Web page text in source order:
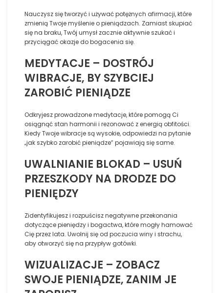
Nauczysz się tworzyć i używać potężnych afirmacji, które
zmienią Twoje myślenie o pieniądzach. Zamiast skupiać
się na braku, Twój umysł zacznie aktywnie szukać i
przyciągać okazje do bogacenia się.
MEDYTACJE – DOSTRÓJ
WIBRACJE, BY SZYBCIEJ
ZAROBIĆ PIENIĄDZE
Odkryjesz prowadzone medytacje, które pomogą Ci
osiągnąć stan harmonii i rezonować z energią obfitości.
Kiedy Twoje wibracje są wysokie, odpowiedzi na pytanie
„jak szybko zarobić pieniądze” pojawiają się same.
UWALNIANIE BLOKAD – USUŃ
PRZESZKODY NA DRODZE DO
PIENIĘDZY
Zidentyfikujesz i rozpuścisz negatywne przekonania
dotyczące pieniędzy i bogactwa, które mogły hamować
Cię przez lata. Uwolnij się od poczucia winy i strachu,
aby otworzyć się na przypływ gotówki.
WIZUALIZACJE – ZOBACZ
SWOJE PIENIĄDZE, ZANIM JE